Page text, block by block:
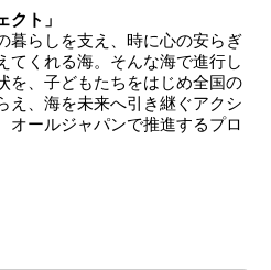
クト」
暮らしを支え、時に心の安らぎ
てくれる海。そんな海で進行し
を、子どもたちをはじめ全国の
え、海を未来へ引き継ぐアクシ
オールジャパンで推進するプロ